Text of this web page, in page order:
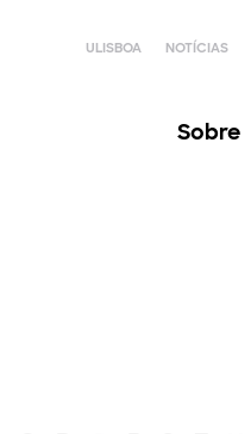
ULISBOA NOTÍCIAS
Sobre